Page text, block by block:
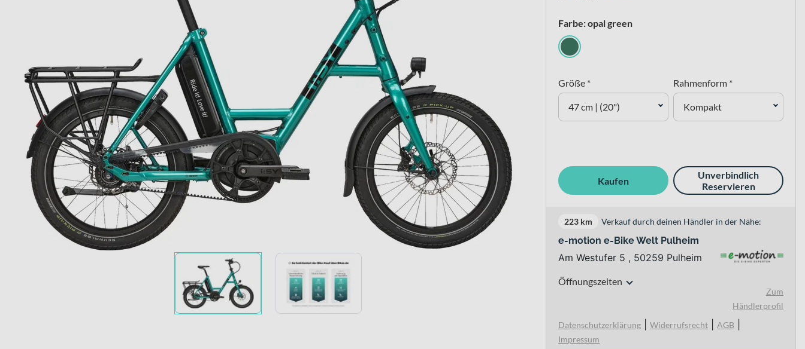
Farbe: opal green
Größe *
47 cm | (20")
Rahmenform *
Kompakt
Kaufen
Unverbindlich
Reservieren
223 km Verkauf durch deinen Händler in der Nähe:
e-motion e-Bike Welt Pulheim
Am Westufer 5 , 50259 Pulheim
Öffnungszeiten
Zum
Händlerprofil
Datenschutzerklärung
Widerrufsrecht AGB
Impressum